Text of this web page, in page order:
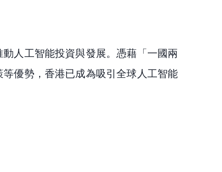
人工智能投資與發展。憑藉「一國兩
優勢，香港已成為吸引全球人工智能